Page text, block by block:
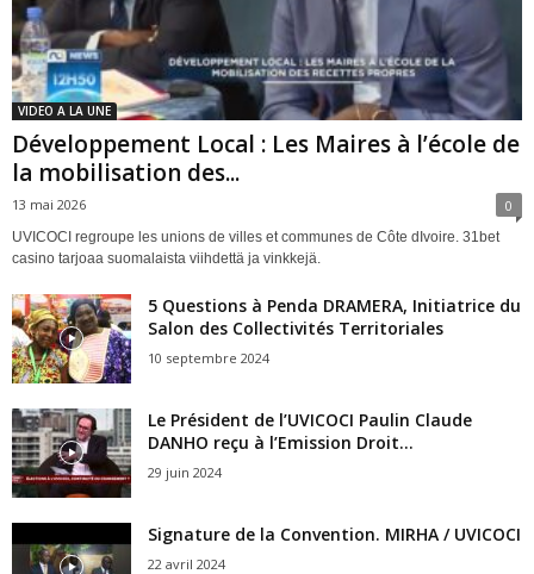
VIDEO A LA UNE
Développement Local : Les Maires à l’école de
la mobilisation des...
13 mai 2026 0
UVICOCI regroupe les unions de villes et communes de Côte dIvoire. 31bet
casino tarjoaa suomalaista viihdettä ja vinkkejä.
5 Questions à Penda DRAMERA, Initiatrice du
Salon des Collectivités Territoriales
10 septembre 2024
Le Président de l’UVICOCI Paulin Claude
DANHO reçu à l’Emission Droit...
29 juin 2024
Signature de la Convention. MIRHA / UVICOCI
22 avril 2024